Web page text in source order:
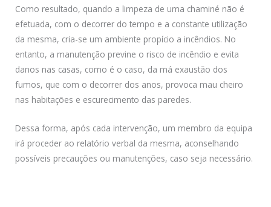
Como resultado, quando a limpeza de uma chaminé não é
efetuada, com o decorrer do tempo e a constante utilização
da mesma, cria-se um ambiente propício a incêndios. No
entanto, a manutenção previne o risco de incêndio e evita
danos nas casas, como é o caso, da má exaustão dos
fumos, que com o decorrer dos anos, provoca mau cheiro
nas habitações e escurecimento das paredes.
Dessa forma, após cada intervenção, um membro da equipa
irá proceder ao relatório verbal da mesma, aconselhando
possíveis precauções ou manutenções, caso seja necessário.